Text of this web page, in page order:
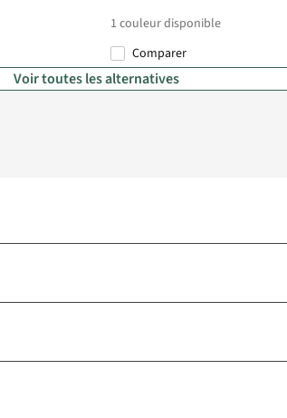
1 couleur disponible
Comparer
Voir toutes les alternatives